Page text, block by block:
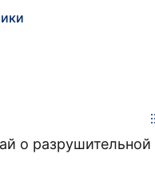
о разрушительной